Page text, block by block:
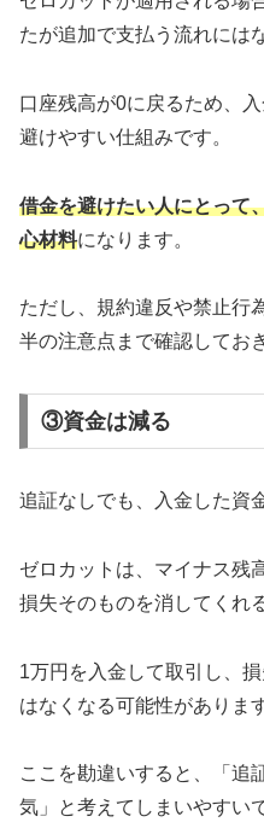
たが追加で支払う流れには
口座残高が0に戻るため、
避けやすい仕組みです。
借金を避けたい人にとって
心材料になります。
ただし、規約違反や禁止行
半の注意点まで確認してお
③資金は減る
追証なしでも、入金した資
ゼロカットは、マイナス残
損失そのものを消してくれ
1万円を入金して取引し、
はなくなる可能性があります
ここを勘違いすると、「追
気」と考えてしまいやすい